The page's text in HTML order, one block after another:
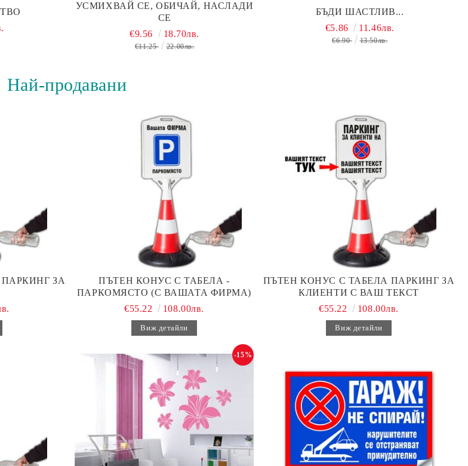
УСМИХВАЙ СЕ, ОБИЧАЙ, НАСЛАДИ
СЕ
€9.56 18.70лв.
€11.25 22.00лв.
БЪДИ ШАСТЛИВ...
€5.86 11.46лв.
€6.90 13.50лв.
Най-продавани
ЗА
ПЪТЕН КОНУС С ТАБЕЛА -
ПАРКОМЯСТО (С ВАШАТА ФИРМА)
€55.22
108.00лв.
Виж детайли
ПЪТЕН КОНУС С ТАБЕЛА ПАРКИНГ ЗА
КЛИЕНТИ С ВАШ ТЕКСТ
€55.22
108.00лв.
Виж детайли
-15%